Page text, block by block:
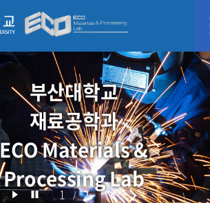
1 / 2
부산대학교
재료공학과
ECO Materials &
Processing Lab